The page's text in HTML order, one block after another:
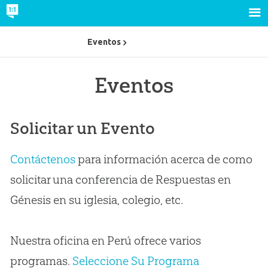
Eventos
Solicitar un Evento
Contáctenospara información acerca de como
solicitar una conferencia de Respuestas en
Génesis en su iglesia, colegio, etc.
Nuestra oficina en Perú ofrece varios
programas. Seleccione Su Programa
Eventos